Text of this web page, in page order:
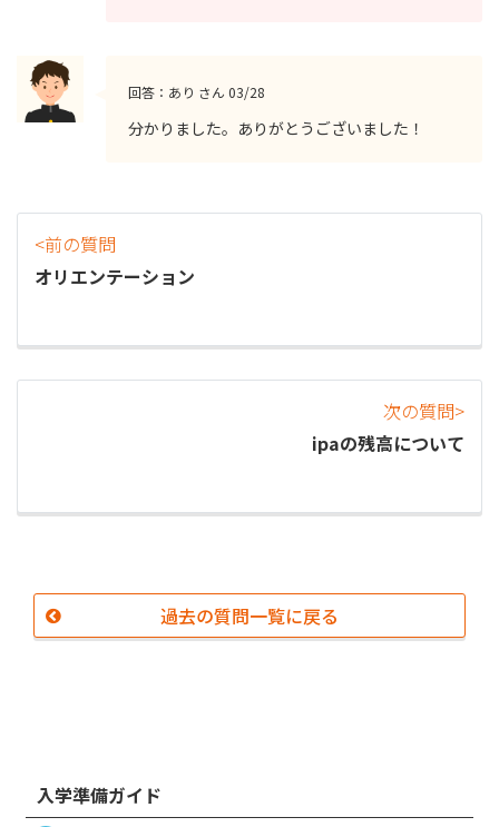
回答：あり さん 03/28
分かりました。ありがとうございました！
<前の質問
オリエンテーション
次の質問>
ipaの残高について
過去の質問一覧に戻る
入学準備ガイド